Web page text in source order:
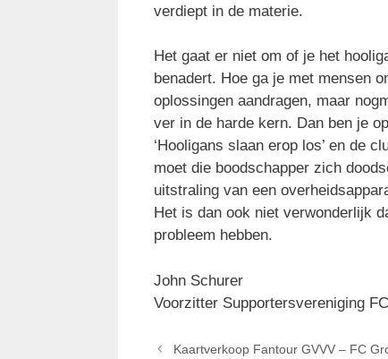
verdiept in de materie.
Het gaat er niet om of je het
benadert. Hoe ga je met mensen
oplossingen aandragen, maar
ver in de harde kern. Dan ben je
‘Hooligans slaan erop los’ en de
moet die boodschapper zich
uitstraling van een
Het is dan ook niet verwonderlijk
probleem hebben.
John Schurer
Voorzitter Supportersvereniging
Kaartverkoop Fantour GVVV – FC